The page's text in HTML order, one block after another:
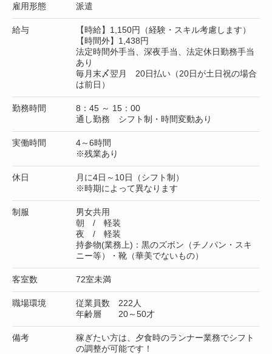
雇用形態 派遣
給与
【時給】1,150円（経験・スキル考慮します）
【時間外】1,438円
法定時間外手当、深夜手当、法定休日勤務手当
あり
毎月末〆翌月 20日払い（20日が土日祝の場合
は前日）
勤務時間
8：45 ～ 15：00
通し勤務 シフト制・時間変動あり
実働時間
4～6時間
※残業あり
休日
月に4日～10日（シフト制）
※時期によって異なります
制服
男女共用
朝 / 軽装
夜 / 軽装
持参物(業務上)：黒のズボン（チノパン・スキ
ニー等）・靴（華美でないもの）
客室数 72室未満
職場環境
従業員数 222人
年齢層 20～50才
備考
稼ぎたい方は、夕食時のランナー業務でシフト
の調整が可能です！